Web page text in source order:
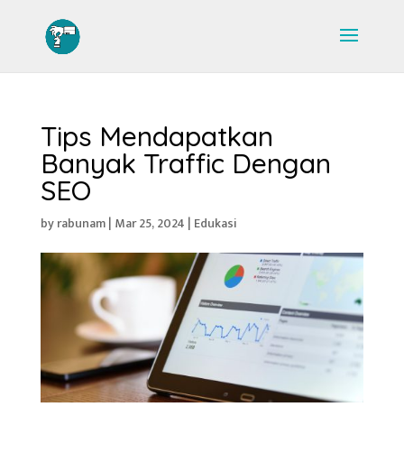
Tips Mendapatkan
Banyak Traffic Dengan
SEO
byrabunam| Mar 25, 2024 | Edukasi